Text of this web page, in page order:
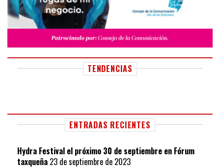
TENDENCIAS
ENTRADAS RECIENTES
Hydra Festival el próximo 30 de septiembre en Fórum
taxqueña 23 de septiembre de 2023